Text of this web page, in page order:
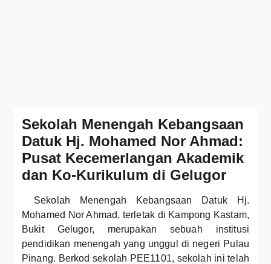
Sekolah Menengah Kebangsaan
Datuk Hj. Mohamed Nor Ahmad:
Pusat Kecemerlangan Akademik
dan Ko-Kurikulum di Gelugor
Sekolah Menengah Kebangsaan Datuk Hj.
Mohamed Nor Ahmad, terletak di Kampong Kastam,
Bukit Gelugor, merupakan sebuah institusi
pendidikan menengah yang unggul di negeri Pulau
Pinang. Berkod sekolah PEE1101, sekolah ini telah